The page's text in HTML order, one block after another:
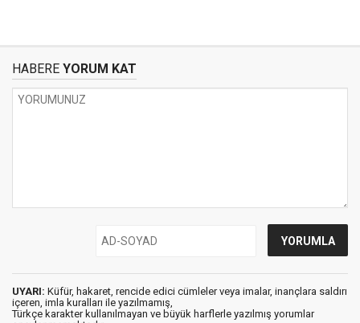
HABERE YORUM KAT
UYARI: Küfür, hakaret, rencide edici cümleler veya imalar, inançlara saldırı
içeren, imla kuralları ile yazılmamış,
Türkçe karakter kullanılmayan ve büyük harflerle yazılmış yorumlar